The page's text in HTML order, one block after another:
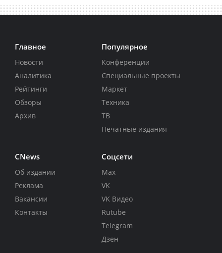
Главное
Новости
Аналитика
Рейтинги
Обзоры
Архив
Популярное
Конференции
Специальные проекты
Маркет
Техника
ТВ
Печатные издания
CNews
Об издании
Реклама
Вакансии
Контакты
Соцсети
Max
VK
VK Видео
Rutube
Telegram
Дзен